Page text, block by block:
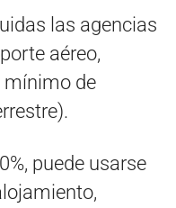
las agencias
aéreo,
mínimo de
puede usarse